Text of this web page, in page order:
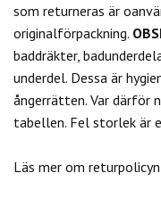
som returneras är
originalförpackning.
baddräkter,
underdel. Dessa är
ångerrätten. Var därför
tabellen. Fel storlek är
Läs mer om